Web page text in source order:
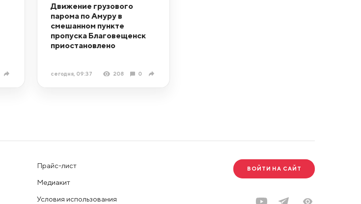
Движение грузового
парома по Амуру в
смешанном пункте
пропуска Благовещенск
приостановлено
сегодня, 09:37 208 0
Прайс-лист
Медиакит
Условия использования
ВОЙТИ НА САЙТ